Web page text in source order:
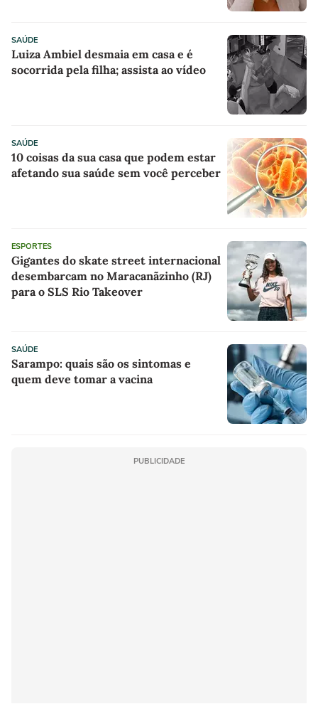
SAÚDE
Luiza Ambiel desmaia em casa e é
socorrida pela filha; assista ao vídeo
SAÚDE
10 coisas da sua casa que podem estar
afetando sua saúde sem você perceber
ESPORTES
Gigantes do skate street internacional
desembarcam no Maracanãzinho (RJ)
para o SLS Rio Takeover
SAÚDE
Sarampo: quais são os sintomas e
quem deve tomar a vacina
PUBLICIDADE